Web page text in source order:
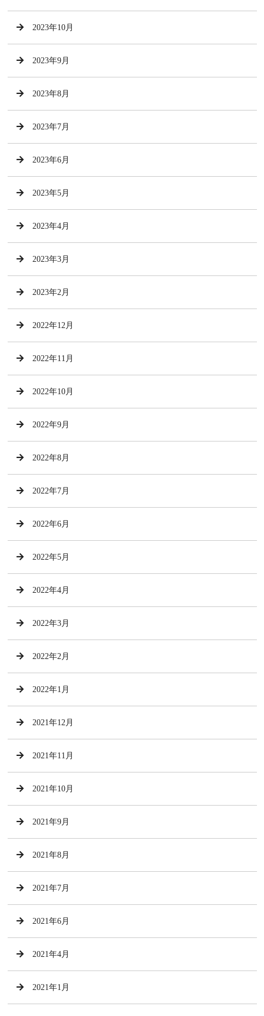
2023年10月
2023年9月
2023年8月
2023年7月
2023年6月
2023年5月
2023年4月
2023年3月
2023年2月
2022年12月
2022年11月
2022年10月
2022年9月
2022年8月
2022年7月
2022年6月
2022年5月
2022年4月
2022年3月
2022年2月
2022年1月
2021年12月
2021年11月
2021年10月
2021年9月
2021年8月
2021年7月
2021年6月
2021年4月
2021年1月